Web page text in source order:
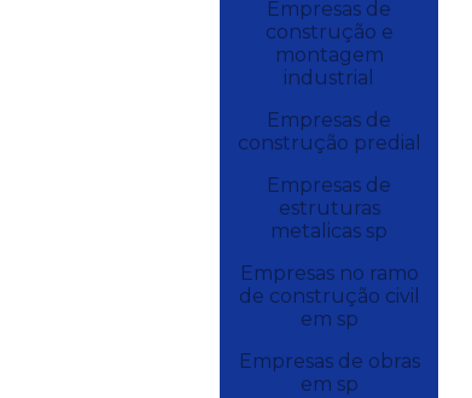
Empresas de
construção e
montagem
industrial
Empresas de
construção predial
Empresas de
estruturas
metalicas sp
Empresas no ramo
de construção civil
em sp
Empresas de obras
em sp